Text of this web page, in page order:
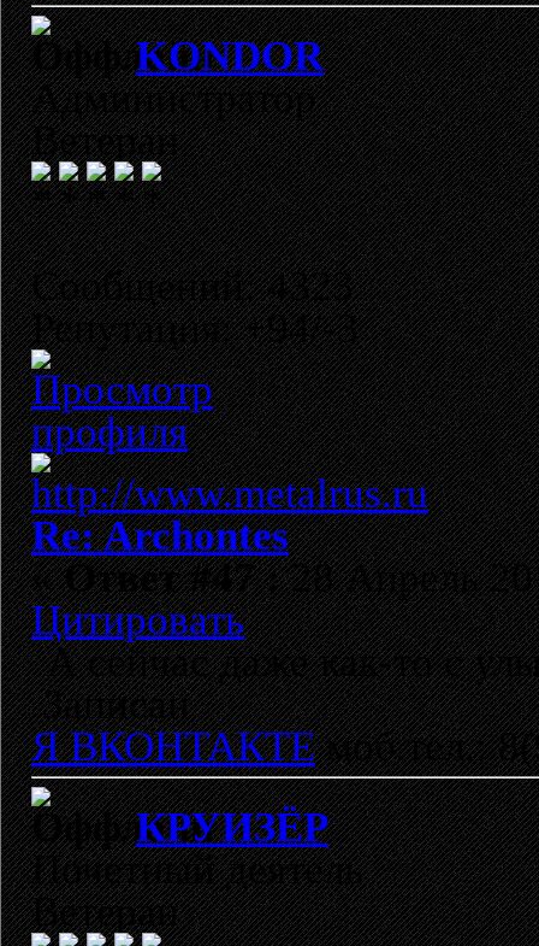
KONDOR
Администратор
Ветеран
Сообщений: 4323
Репутация: +94/-3
Re: Archontes
«Ответ #47 :28 Апрель
Цитировать
А сейчас даже как-то с
Записан
Я ВКОНТАКТЕмоб.тел.:
КРУИЗЁР
Почетный деятель
Ветеран